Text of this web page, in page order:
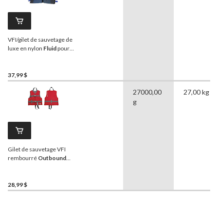
VFI/gilet de sauvetage de
luxe en nylon Fluidpour
37,99 $
Gilet de sauvetage VFI
rembourré Outbound
28,99 $
27000,00
g
27,00 kg